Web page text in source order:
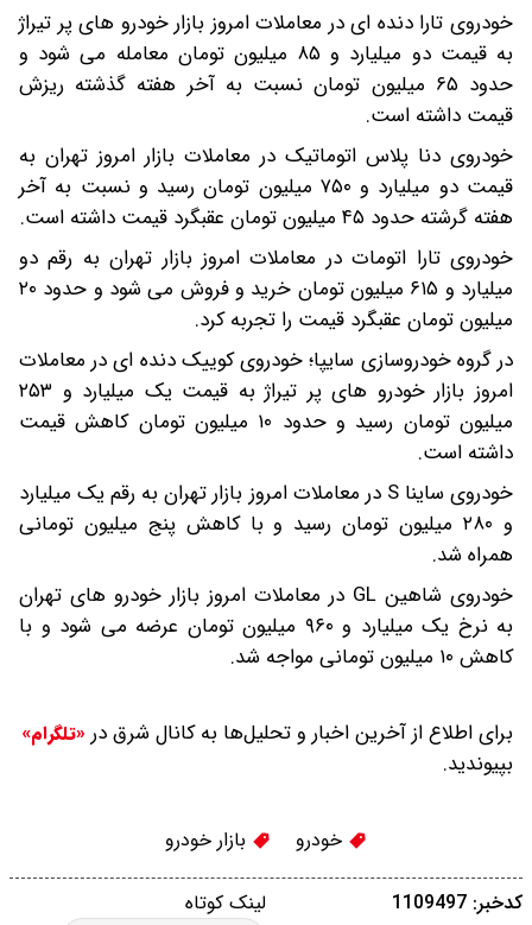
خودروی تارا دنده ای در معاملات امروز بازار خودرو های پر تیراژ
به قیمت دو میلیارد و ۸۵ میلیون تومان معامله می شود و
حدود ۶۵ میلیون تومان نسبت به آخر هفته گذشته ریزش
قیمت داشته است.
خودروی دنا پلاس اتوماتیک در معاملات بازار امروز تهران به
قیمت دو میلیارد و ۷۵۰ میلیون تومان رسید و نسبت به آخر
هفته گرشته حدود ۴۵ میلیون تومان عقبگرد قیمت داشته است.
خودروی تارا اتومات در معاملات امروز بازار تهران به رقم دو
میلیارد و ۶۱۵ میلیون تومان خرید و فروش می شود و حدود ۲۰
میلیون تومان عقبگرد قیمت را تجربه کرد.
در گروه خودروسازی سایپا؛ خودروی کوییک دنده ای در معاملات
امروز بازار خودرو های پر تیراژ به قیمت یک میلیارد و ۲۵۳
میلیون تومان رسید و حدود ۱۰ میلیون تومان کاهش قیمت
داشته است.
خودروی ساینا S در معاملات امروز بازار تهران به رقم یک میلیارد
و ۲۸۰ میلیون تومان رسید و با کاهش پنج میلیون تومانی
همراه شد.
خودروی شاهین GL در معاملات امروز بازار خودرو های تهران
به نرخ یک میلیارد و ۹۶۰ میلیون تومان عرضه می شود و با
کاهش ۱۰ میلیون تومانی مواجه شد.
برای اطلاع از آخرین اخبار و تحلیل‌ها به کانال شرق در «تلگرام»
بپیوندید.
خودرو بازار خودرو
لینک کوتاه کدخبر: 1109497